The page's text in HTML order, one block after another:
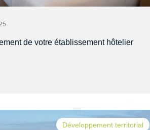
de votre établissement hôtelier
Développement territorial